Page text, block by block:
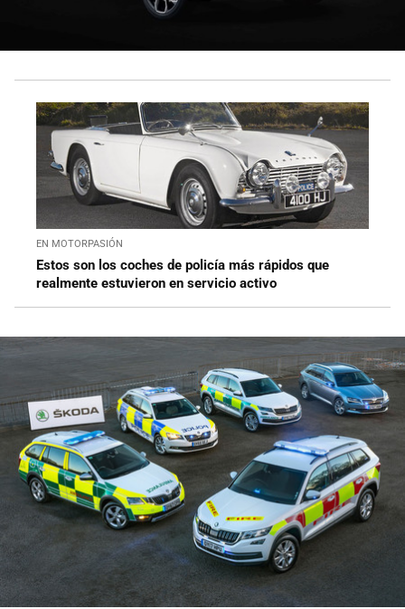
EN MOTORPASIÓN
Estos son los coches de policía más rápidos que
realmente estuvieron en servicio activo